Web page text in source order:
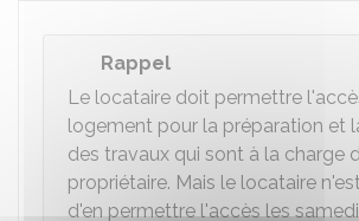
Rappel
Le locataire doit permettre
logement pour la préparation et
des travaux qui sont à la charge
propriétaire. Mais le locataire
d'en permettre l'accès les